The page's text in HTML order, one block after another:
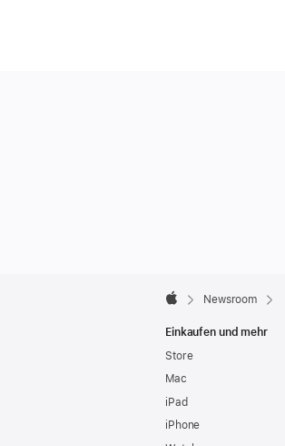
Footer

Newsroom
Einkaufen und mehr
Store
Mac
iPad
iPhone